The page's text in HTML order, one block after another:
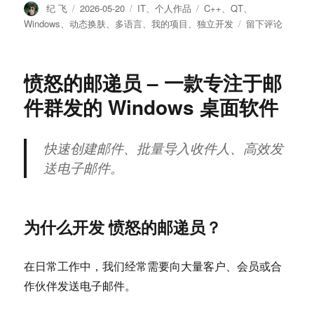
作
者
纪 飞
发
布
2026-05-20
分
类
IT 、个人作品
标
签
C++ 、QT
Windows、动态换肤、 多语言、我的项目、独立开发
于
大
师
–
海
报
留下评论
愤怒的邮递员 – 一款专注于邮
件群发的 Windows 桌面软件
快速创建邮件、批量导入收件人、高效发
送电子邮件。
为什么开发 愤怒的邮递员？
在日常工作中，我们经常需要向大量客户、会员或合
作伙伴发送电子邮件。